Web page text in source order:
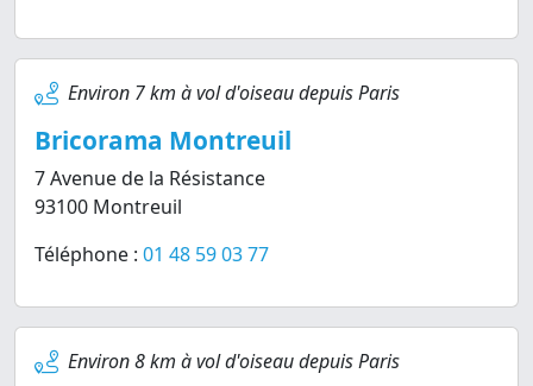
Environ 7 km à vol d'oiseau depuis Paris
Bricorama Montreuil
7 Avenue de la Résistance
93100 Montreuil
Téléphone : 01 48 59 03 77
Environ 8 km à vol d'oiseau depuis Paris